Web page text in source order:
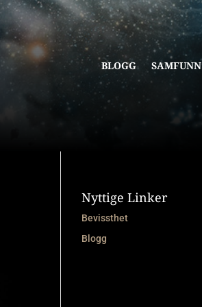
BLOGG SAMFUNN
Nyttige Linker
Bevissthet
Blogg